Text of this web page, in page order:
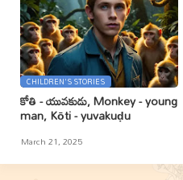
CHILDREN'S STORIES
కోతి - యువకుడు, Monkey - young
man, Kōti - yuvakuḍu
March 21, 2025